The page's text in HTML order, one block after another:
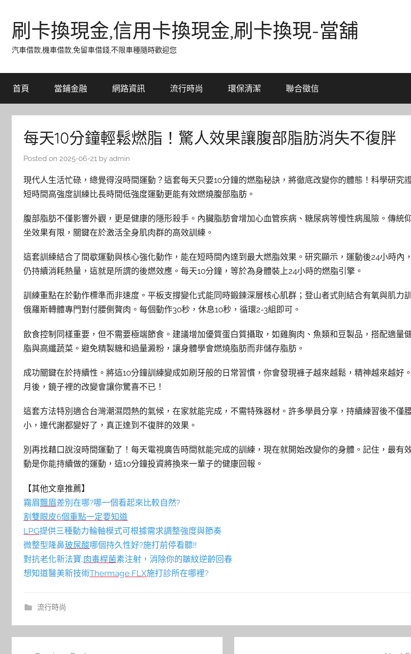
content刷卡換現金,信用卡換現金,刷卡換現-當舖
汽車借款,機車借款,免留車借錢,不限車種隨時歡迎您
首頁 當鋪金融 網路資訊 流行時尚 環保清潔 聯合徵信
每天10分鐘輕鬆燃脂！驚人效果讓腹部脂肪消失不復胖
Posted on 2025-06-21 by admin
現代人生活忙碌，總覺得沒時間運動？這套每天只要10分鐘的燃脂秘訣，將徹底改變你的體態！科學研究
短時間高強度訓練比長時間低強度運動更能有效燃燒腹部脂肪。
腹部脂肪不僅影響外觀，更是健康的隱形殺手。內臟脂肪會增加心血管疾病、糖尿病等慢性病風險。傳統
坐效果有限，關鍵在於激活全身肌肉群的高效訓練。
這套訓練結合了間歇運動與核心強化動作，能在短時間內達到最大燃脂效果。研究顯示，運動後24小時內
仍持續消耗熱量，這就是所謂的後燃效應。每天10分鐘，等於為身體裝上24小時的燃脂引擎。
訓練重點在於動作標準而非速度。平板支撐變化式能同時鍛鍊深層核心肌群；登山者式則結合有氧與肌力
俄羅斯轉體專門對付腰側贅肉。每個動作30秒，休息10秒，循環2-3組即可。
飲食控制同樣重要，但不需要極端節食。建議增加優質蛋白質攝取，如雞胸肉、魚類和豆製品，搭配適量
脂與高纖蔬菜。避免精製糖和過量澱粉，讓身體學會燃燒脂肪而非儲存脂肪。
成功關鍵在於持續性。將這10分鐘訓練變成如刷牙般的日常習慣，你會發現褲子越來越鬆，精神越來越好
月後，鏡子裡的改變會讓你驚喜不已！
這套方法特別適合台灣潮濕悶熱的氣候，在家就能完成，不需特殊器材。許多學員分享，持續練習後不僅
小，連代謝都變好了，真正達到不復胖的效果。
別再找藉口說沒時間運動了！每天電視廣告時間就能完成的訓練，現在就開始改變你的身體。記住，最有
動是你能持續做的運動，這10分鐘投資將換來一輩子的健康回報。
【其他文章推薦】
霧眉飄眉差別在哪?哪一個看起來比較自然?
割雙眼皮6個重點一定要知道
LPG提供三種動力輪軸模式可根據需求調整強度與節奏
微整型隆鼻玻尿酸哪個持久性好?施打前停看聽!!
對抗老化新法寶,肉毒桿菌素注射，消除你的皺紋逆齡回春
想知道醫美新技術Thermage FLX施打診所在哪裡?
流行時尚